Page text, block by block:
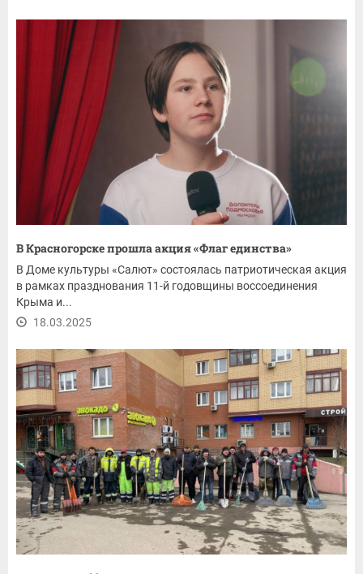
В Красногорске прошла акция «Флаг единства»
В Доме культуры «Салют» состоялась патриотическая акция
в рамках празднования 11-й годовщины воссоединения
Крыма и...
18.03.2025